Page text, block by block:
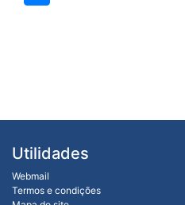
Utilidades
Webmail
Termos e condições